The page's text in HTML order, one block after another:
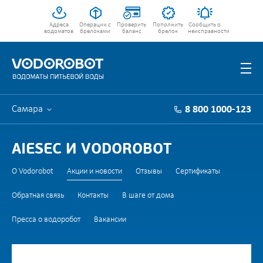
Адреса
водоматов
Операции с
брелоками
Проверить
баланс
Пополнить
брелок
Сообщить о
неисправности
Самара 8 800 1000-123
AIESEC И VODOROBOT
О Vodorobot Акции и новости Отзывы Сертификаты
Обратная связь Контакты В шаге от дома
Пресса о водоробот Вакансии